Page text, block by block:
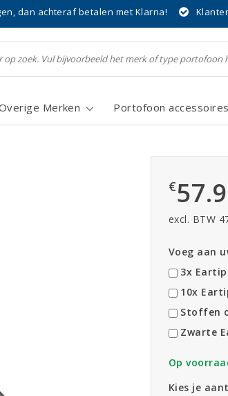
dan achteraf betalen met Klarna!
Merken Portofoon accessoires
€
excl. BTW
Voeg aan
3x Eartip
10x
Stoffen
Zwarte
Op
Kies je